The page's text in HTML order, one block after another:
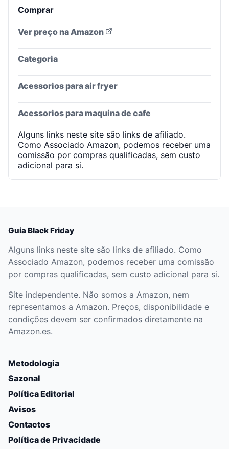
Comprar
Ver preço na Amazon
Categoria
Acessorios para air fryer
Acessorios para maquina de cafe
Alguns links neste site são links de afiliado.
Como Associado Amazon, podemos receber uma
comissão por compras qualificadas, sem custo
adicional para si.
Guia Black Friday
Alguns links neste site são links de afiliado. Como
Associado Amazon, podemos receber uma comissão
por compras qualificadas, sem custo adicional para si.
Site independente. Não somos a Amazon, nem
representamos a Amazon. Preços, disponibilidade e
condições devem ser confirmados diretamente na
Amazon.es.
Metodologia
Sazonal
Política Editorial
Avisos
Contactos
Política de Privacidade